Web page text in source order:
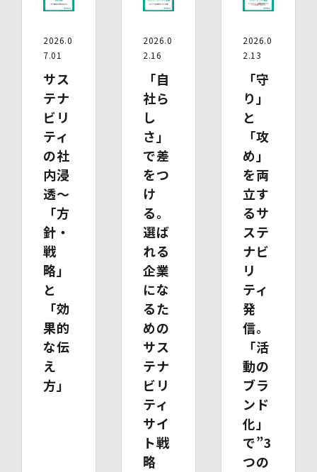
内容の訂正・追加又は削除・利用の停止・消去、第三者へ
といいます。）をご希望の場合は、本人又はその代理人か
らのお申し出であることを確認した上で対応いたします。
由をご説明いたします。
また、当該お申し出によって取得した個人情報は、お申し
出に関する連絡・事務手続に必要な範囲でのみ利用しま
す。
(1)開示等の求めのお申し出先
当社は、開示等の依頼を受け、当該依頼が個人情報保護法
に定める要件を満たす場合には、当社の定める手続に従っ
て速やかに対応します。
開示等のお求めについては、以下のお問い合わせ窓口まで
お申し出ください。
(2)開示等の求めに関するお手続
お申し出受付け後、当社「保有個人情報に関する開示等の
請求書」を送付いたします。 ご記入いただいた「請求
書」と「本人確認書類のコピー」、代理人によるお求めの
場合は「代理人であることを確認する書類」を送付してく
ださい。また、各資料に含まれる本籍地情報は都道府県ま
でとし、それ以降の情報は黒塗り等の処理をしてくださ
い。
・ 本人確認書類の写し（運転免許証、パスポート、健康
保険証、住民票、年金手帳等）
・ 代理人であることを確認する書類
【代理人様が未成年者の法定代理人の場合】
・ 代理人様ご本人の本人確認書類の写し
・ いずれかの写し（戸籍謄本、住民票（続柄の記載され
たもの）、その他法定代理権の確認ができる公的書類）
【代理人様が成年被後見人の法定代理人の場合】
・ 代理人様ご本人の本人確認書類の写し
2026.0
7.01
サス
テナ
ビリ
ティ
の社
内浸
透～
「方
針・
戦
略」
と
「効
果的
な伝
え
方」
2026.0
2.16
「自
社ら
し
さ」
で差
をつ
け
る。
選ば
れる
企業
にな
るた
めの
サス
テナ
ビリ
ティ
サイ
ト戦
略
2026.0
2.13
「守
り」
と
「攻
め」
を両
立す
るサ
ステ
ナビ
リ
ティ
発
信。
「活
動の
ブラ
ンド
化」
で”3
つの